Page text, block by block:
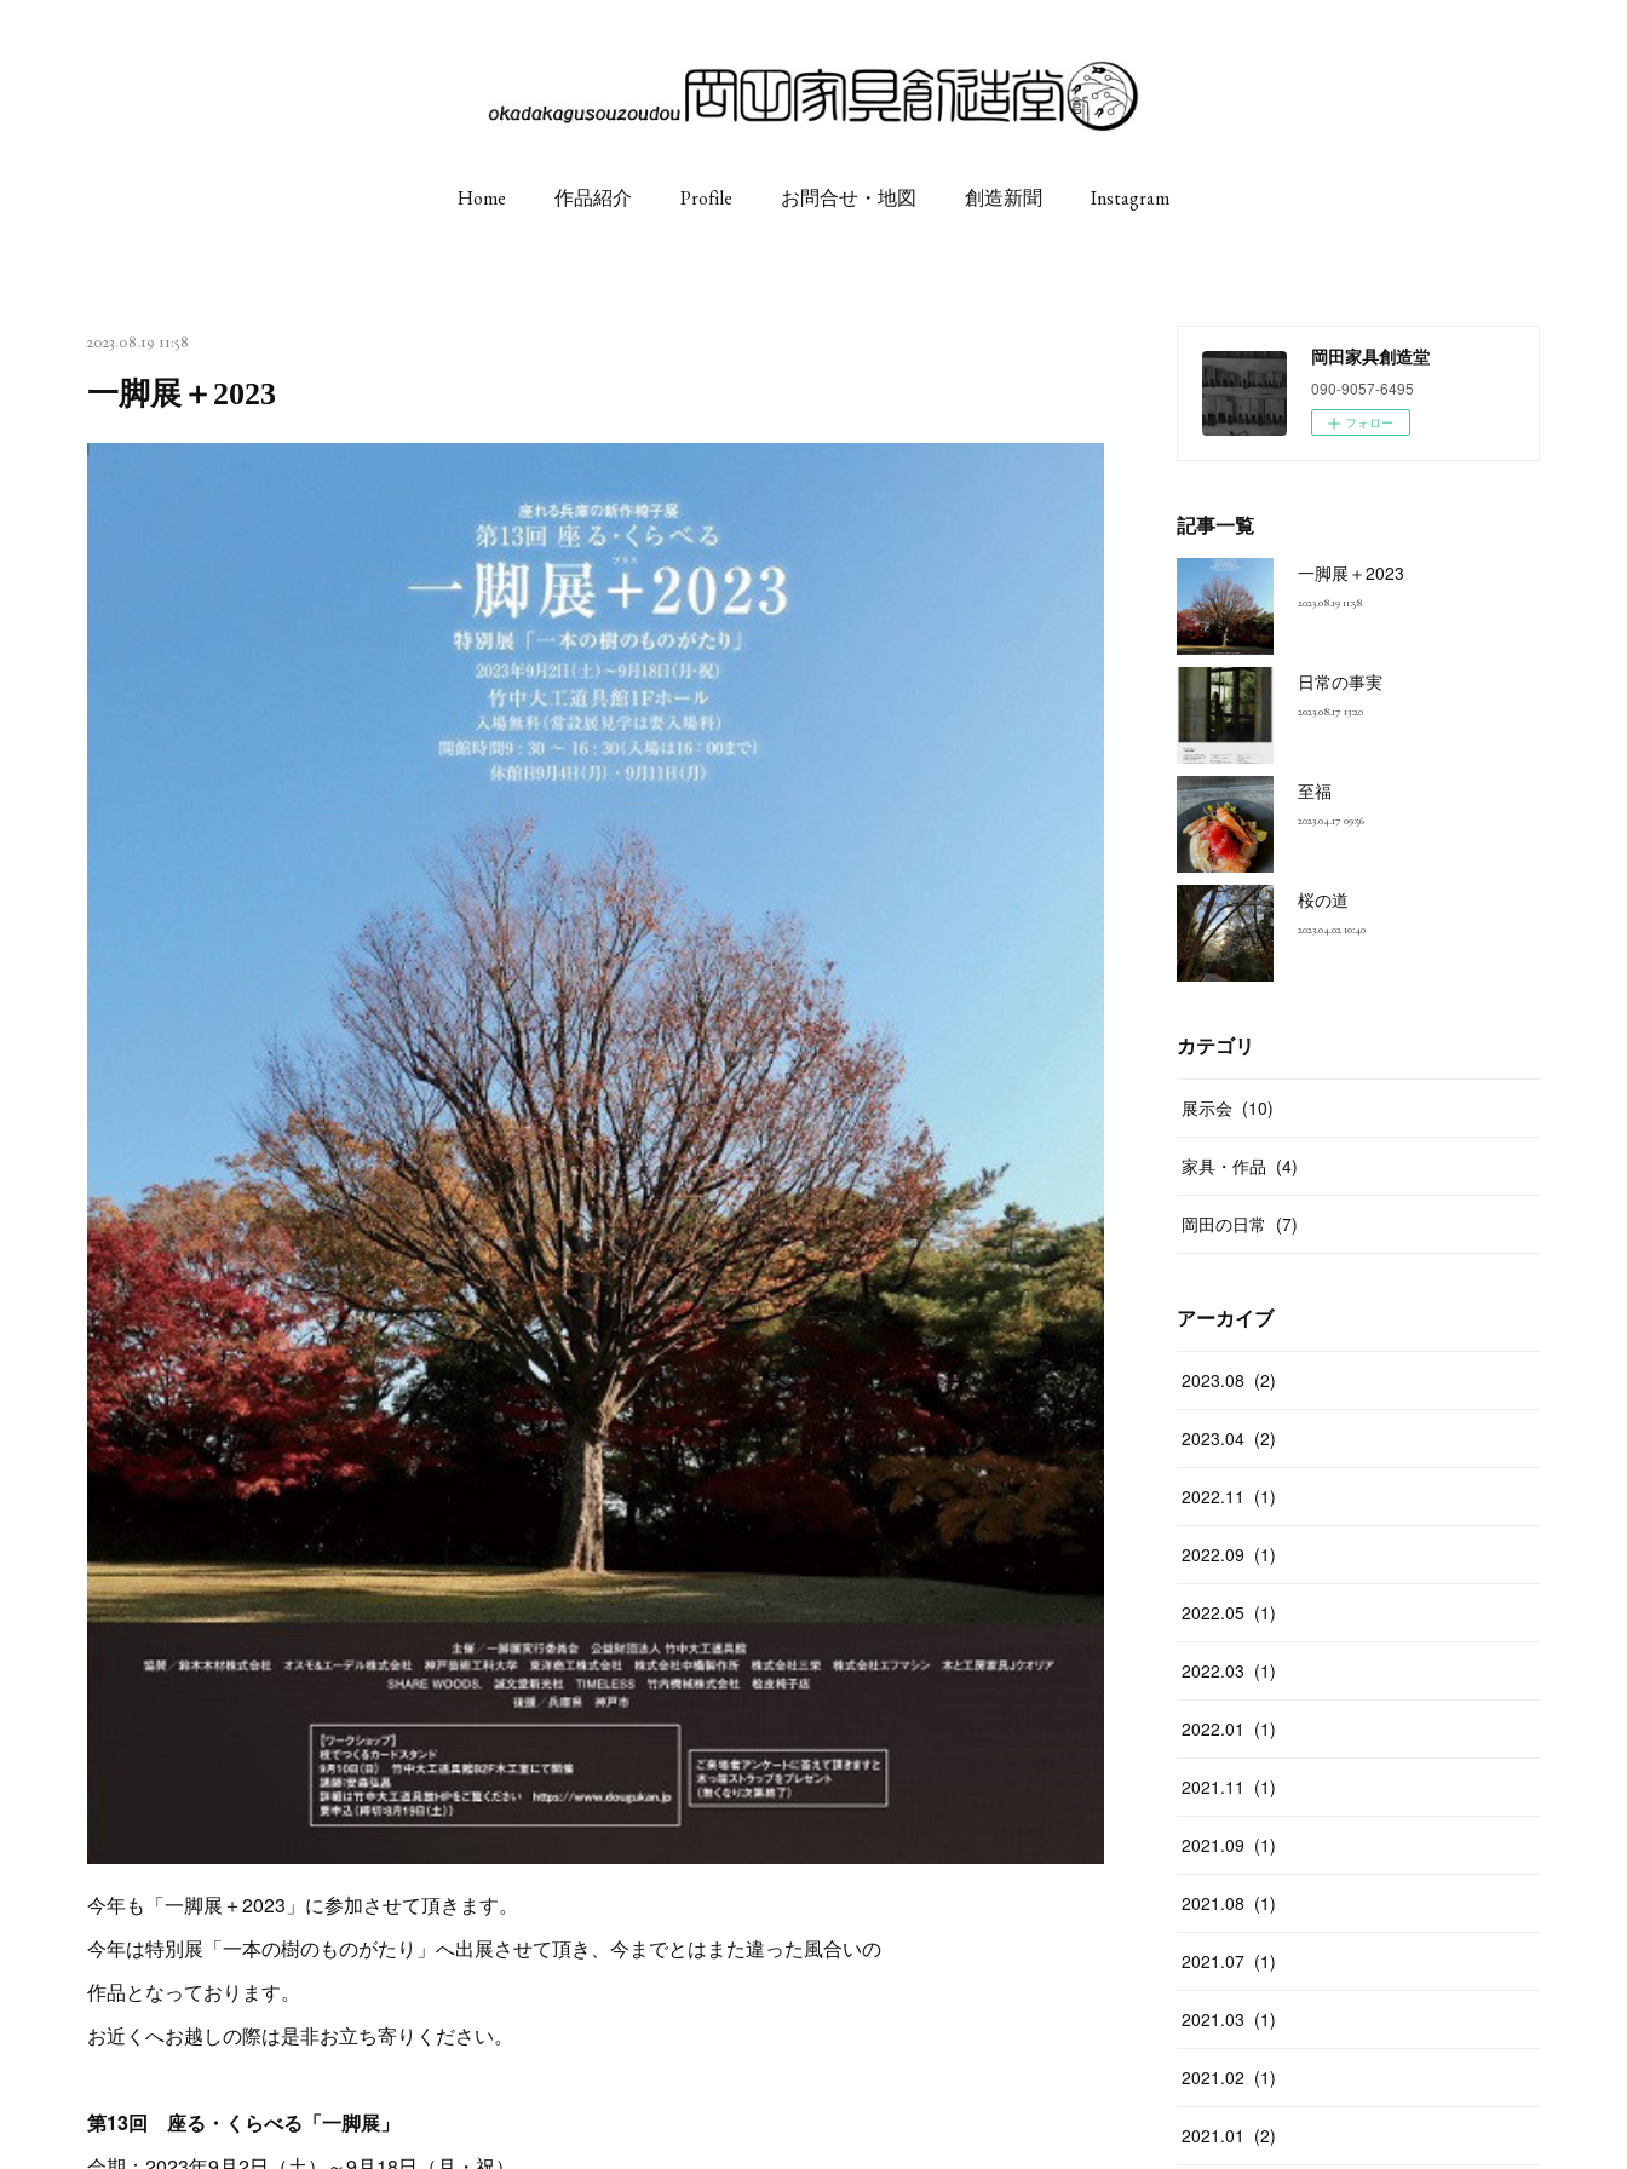
Home 作品紹介 Profile お問合せ・地図 創造新聞 Instagram
2023.08.19 11:58
一脚展＋2023
今年も「一脚展＋2023」に参加させて頂きます。
今年は特別展「一本の樹のものがたり」へ出展させて頂き、今までとはまた違った風合いの
作品となっております。
お近くへお越しの際は是非お立ち寄りください。
第13回 座る・くらべる「一脚展」
岡田家具創造堂
090-9057-6495
フォロー
記事一覧
一脚展＋2023
2023.08.19 11:58
日常の事実
2023.08.17 13:20
至福
2023.04.17 09:56
桜の道
2023.04.02 10:40
カテゴリ
展示会 (10)
家具・作品 (4)
岡田の日常 (7)
アーカイブ
2023.08 (2)
2023.04 (2)
2022.11 (1)
2022.09 (1)
2022.05 (1)
2022.03 (1)
2022.01 (1)
2021 .11 (1)
2021 .09 (1)
2021 .08 (1)
2021 .07 (1)
2021 .03 (1)
2021 .02 (1)
2021 .01 (2)